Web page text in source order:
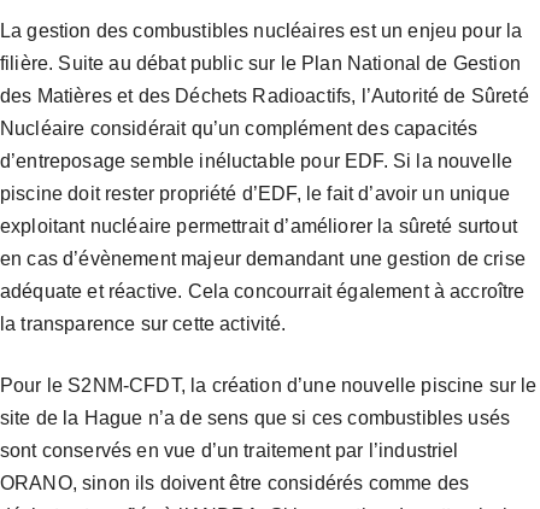
La gestion des combustibles nucléaires est un enjeu pour la
filière. Suite au débat public sur le Plan National de Gestion
des Matières et des Déchets Radioactifs, l’Autorité de Sûreté
Nucléaire considérait qu’un complément des capacités
d’entreposage semble inéluctable pour EDF. Si la nouvelle
piscine doit rester propriété d’EDF, le fait d’avoir un unique
exploitant nucléaire permettrait d’améliorer la sûreté surtout
en cas d’évènement majeur demandant une gestion de crise
adéquate et réactive. Cela concourrait également à accroître
la transparence sur cette activité.
Pour le S2NM-CFDT, la création d’une nouvelle piscine sur le
site de la Hague n’a de sens que si ces combustibles usés
sont conservés en vue d’un traitement par l’industriel
ORANO, sinon ils doivent être considérés comme des